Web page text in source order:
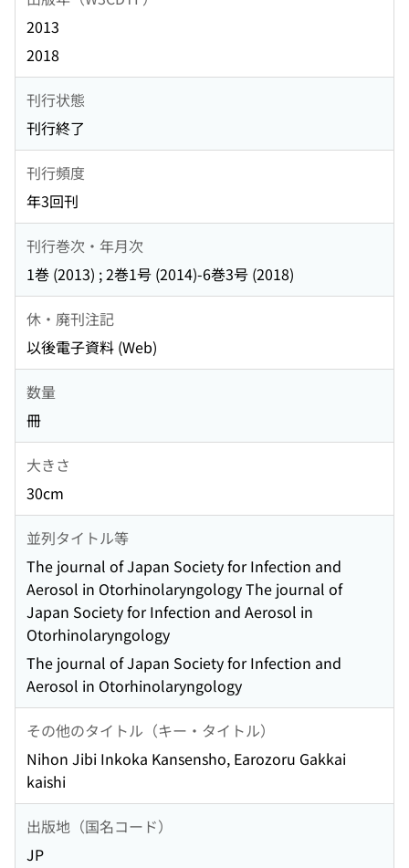
2013
2018
刊行状態
刊行終了
刊行頻度
年3回刊
刊行巻次・年月次
1巻 (2013) ; 2巻1号 (2014)-6巻3号 (2018)
休・廃刊注記
以後電子資料 (Web)
数量
冊
大きさ
30cm
並列タイトル等
The journal of Japan Society for Infection and
Aerosol in Otorhinolaryngology The journal of
Japan Society for Infection and Aerosol in
Otorhinolaryngology
The journal of Japan Society for Infection and
Aerosol in Otorhinolaryngology
その他のタイトル（キー・タイトル）
Nihon Jibi Inkoka Kansensho, Earozoru Gakkai
kaishi
出版地（国名コード）
JP